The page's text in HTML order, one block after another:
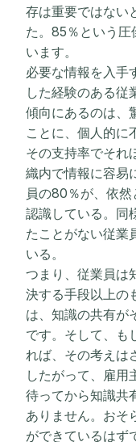
存は重要ではない
た。85％という圧
います。
必要な情報を入手
した経験のある従
傾向にあるのは、
ことに、個人的に
その支持率でそれ
織内で情報に容易
員の80％が、依然
認識している。同
たことがない従業
いる。
つまり、従業員は
決する手段以上の
は、知識の共有が
です。そして、も
れば、その考えは
したがって、雇用
待ってから知識共
ありません。おそ
ができているはず